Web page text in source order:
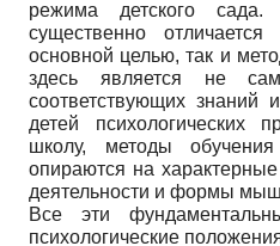
режима детского
существенно
основной целью, так и
здесь является не
соответствующих знаний
детей психологических
школу, методы
опираются на
деятельности и формы
Все эти
психологические